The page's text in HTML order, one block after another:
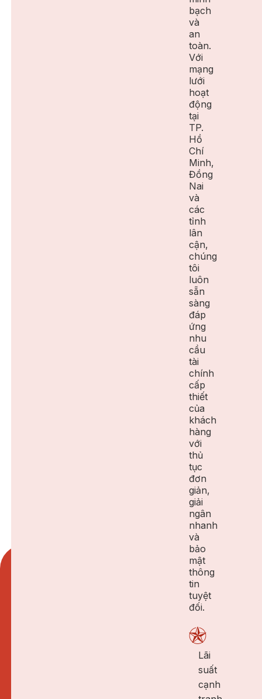
bạch
và
an
toàn.
Với
mạng
lưới
hoạt
động
tại
TP.
Hồ
Chí
Minh,
Đồng
Nai
và
các
tỉnh
lân
cận,
chúng
tôi
luôn
sẵn
sàng
đáp
ứng
nhu
cầu
tài
chính
cấp
thiết
của
khách
hàng
với
thủ
tục
đơn
giản,
giải
ngân
nhanh
và
bảo
mật
thông
tin
tuyệt
đối.
Lãi
suất
cạnh